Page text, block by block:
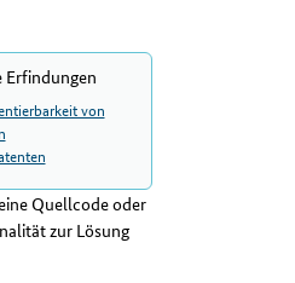
von
Quellcode oder
zur Lösung